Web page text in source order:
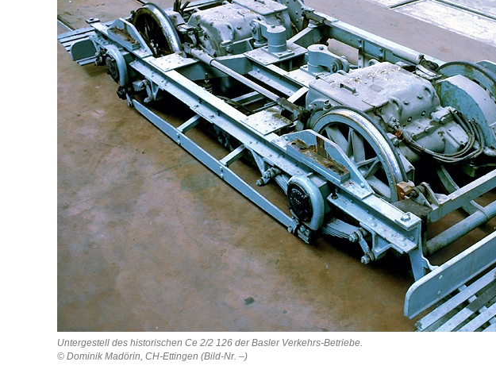
Untergestell des historischen Ce 2/2 126 der Basler Verkehrs-Betriebe.
© Dominik Madörin, CH-Ettingen (Bild-Nr. –)